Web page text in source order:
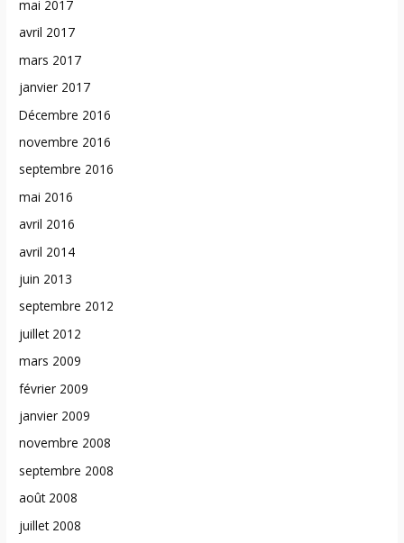
mai 2017
avril 2017
mars 2017
janvier 2017
Décembre 2016
novembre 2016
septembre 2016
mai 2016
avril 2016
avril 2014
juin 2013
septembre 2012
juillet 2012
mars 2009
février 2009
janvier 2009
novembre 2008
septembre 2008
août 2008
juillet 2008